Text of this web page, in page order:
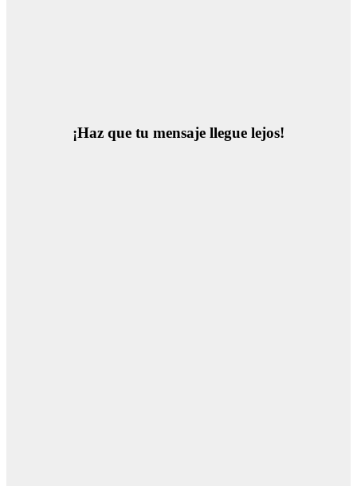
¡Haz que tu mensaje llegue lejos!